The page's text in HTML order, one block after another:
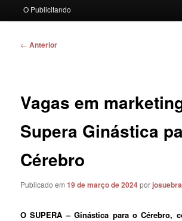
O Publicitando
Navegação
← Anterior
Vagas em
Supera Ginástica
Cérebro
Publicado em19 de março de 2024por
O SUPERA – Ginástica para o Cérebro,